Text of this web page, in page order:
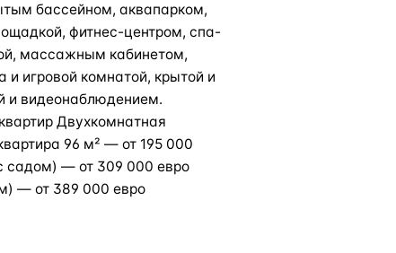
бассейном, аквапарком,
фитнес-центром, спа-
массажным кабинетом,
игровой комнатой, крытой и
и видеонаблюдением.
Двухкомнатная
96 м² — от 195 000
садом) — от 309 000 евро
— от 389 000 евро